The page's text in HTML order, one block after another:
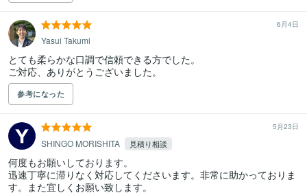
6月4日
Yasui Takumi
とても柔らかな口調で信頼できる方でした。
ご対応、ありがとうございました。
参考になった
5月23日
SHINGO MORISHITA 見積り相談
何度もお願いしております。
迅速丁寧に滞りなく対応してくださいます。非常に助かっておりま
す。また宜しくお願い致します。